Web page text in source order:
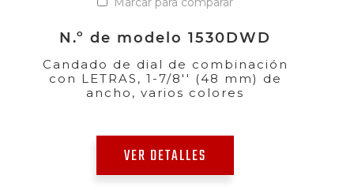
N.º de modelo 1530DWD
Candado de dial de combinación
con LETRAS, 1-7/8'' (48 mm) de
ancho, varios colores
VER DETALLES